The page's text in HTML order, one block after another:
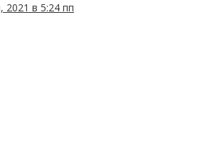
2021 в 5:24 пп